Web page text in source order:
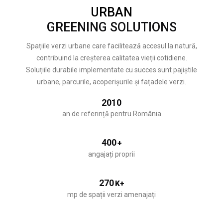
URBAN
GREENING SOLUTIONS
Spațiile verzi urbane care facilitează accesul la natură,
contribuind la creșterea calitatea vieții cotidiene.
Soluțiile durabile implementate cu succes sunt pajiștile
urbane, parcurile, acoperișurile și fațadele verzi.
2010
an de referință pentru România
400+
angajați proprii
270K+
mp de spații verzi amenajați